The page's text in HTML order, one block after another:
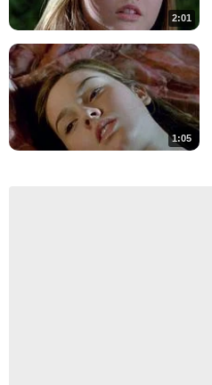
2:01
1:05